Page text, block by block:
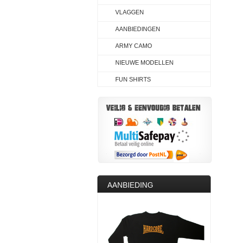
VLAGGEN
AANBIEDINGEN
ARMY CAMO
NIEUWE MODELLEN
FUN SHIRTS
AANBIEDING